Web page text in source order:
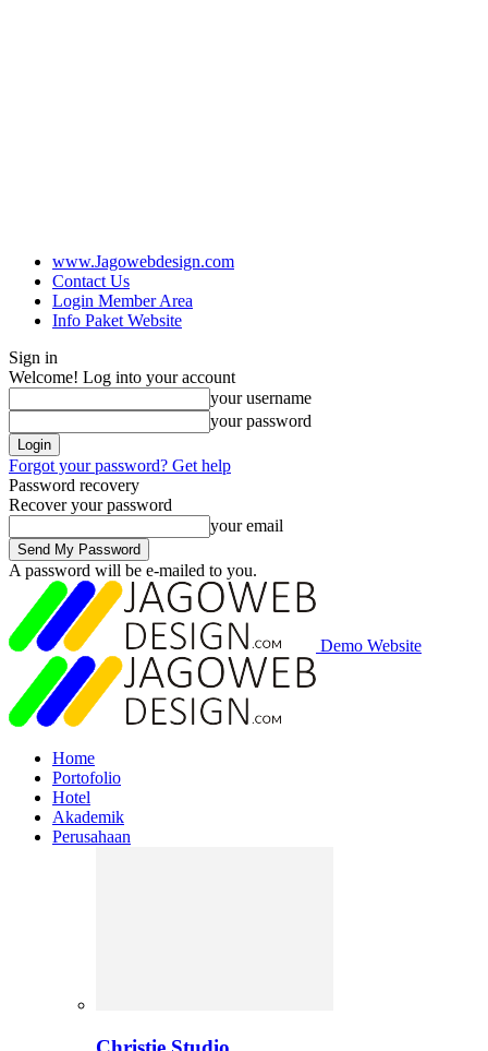
www.Jagowebdesign.com
Contact Us
Login Member Area
Info Paket Website
Sign in
Welcome! Log into your account
your username
your password
Forgot your password? Get help
Password recovery
Recover your password
your email
A password will be e-mailed to you.
Demo Website
Home
Portofolio
Hotel
Akademik
Perusahaan